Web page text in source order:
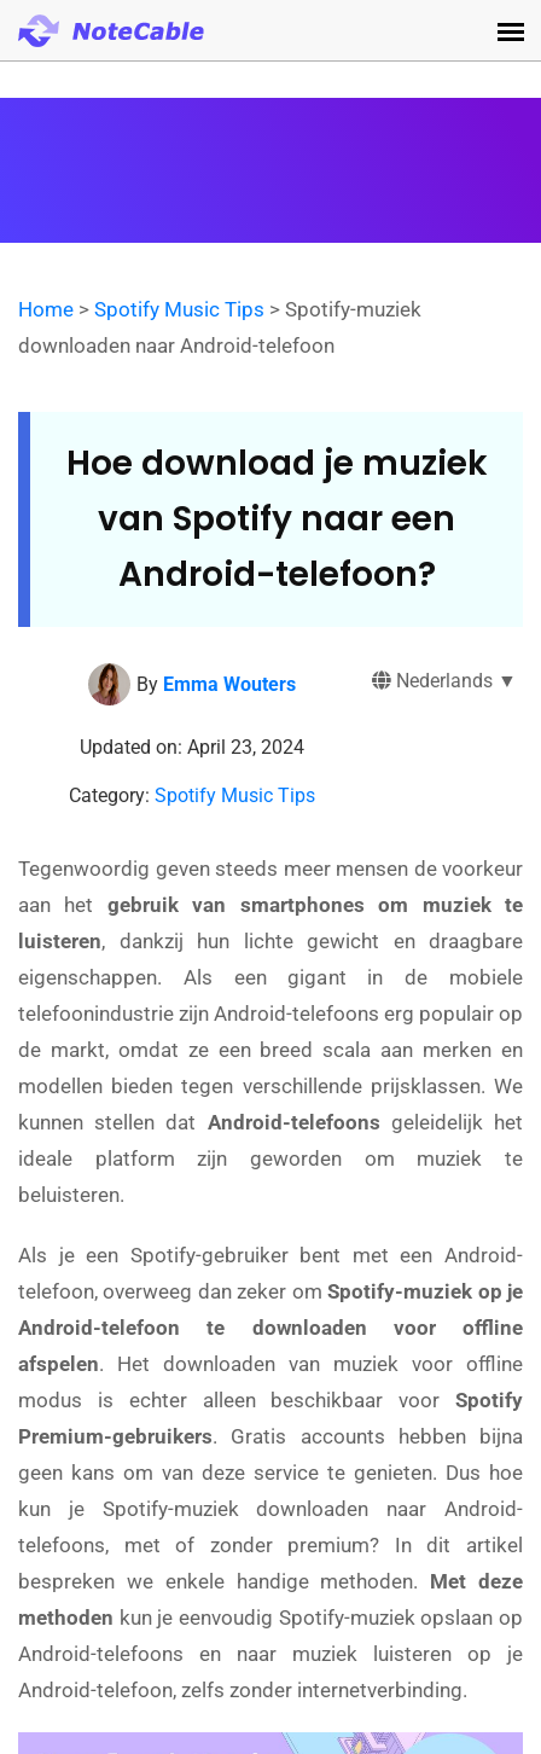
Home > Spotify Music Tips > Spotify-muziek
downloaden naar Android-telefoon
Hoe download je muziek
van Spotify naar een
Android-telefoon?
Nederlands ▼
By Emma Wouters
Updated on: April 23, 2024
Category: Spotify Music Tips
Tegenwoordig geven steeds meer mensen de voorkeur
aan het gebruik van smartphones om muziek te
luisteren, dankzij hun lichte gewicht en draagbare
eigenschappen. Als een gigant in de mobiele
telefoonindustrie zijn Android-telefoons erg populair op
de markt, omdat ze een breed scala aan merken en
modellen bieden tegen verschillende prijsklassen. We
kunnen stellen dat Android-telefoons geleidelijk het
ideale platform zijn geworden om muziek te
beluisteren.
Als je een Spotify-gebruiker bent met een Android-
telefoon, overweeg dan zeker omSpotify-muziek op je
Android-telefoon te downloaden voor offline
afspelen. Het downloaden van muziek voor offline
modus is echter alleen beschikbaar voor Spotify
Premium-gebruikers. Gratis accounts hebben bijna
geen kans om van deze service te genieten. Dus hoe
kun je Spotify-muziek downloaden naar Android-
telefoons, met of zonder premium? In dit artikel
bespreken we enkele handige methoden. Met deze
methoden kun je eenvoudig Spotify-muziek opslaan op
Android-telefoons en naar muziek luisteren op je
Android-telefoon, zelfs zonder internetverbinding.